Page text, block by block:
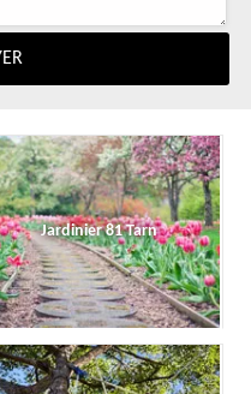
Jardinier 81 Tarn